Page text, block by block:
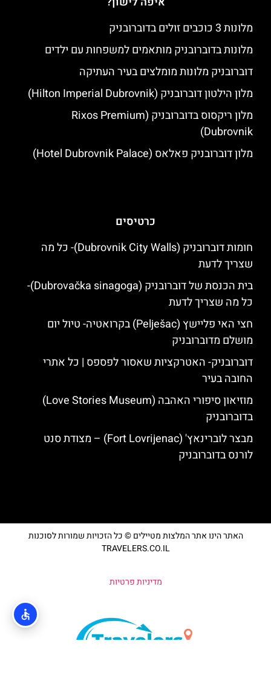
מלונות 3 כוכבים זולים בדוברובניק
מלונות בדוברובניק מותאמים למשפחות עם ילדים
דוברובניק מלונות מומלצים בעיר העתיקה
מלון הילטון דוברובניק (Hilton Imperial Dubrovnik)
מלון ריקסוס בדוברובניק (Rixos Premium
Dubrovnik)
מלון דוברובניק פאלאס (Hotel Dubrovnik Palace)
כרטיסים
חומות דוברובניק (Dubrovnik City Walls)- כל מה
שצריך לדעת
בית הכנסת של דוברובניק (Dubrovačka sinagoga)-
כל מה שצריך לדעת
חצי האי פליישץ (Pelješac) בקרואטיה- טיול יום
מושלם מדוברובניק
דוברובניק- האטרקציות שאסור לפספס | כל אתרי
החובה בעיר
מוזיאון סיפורי האהבה (Love Stories Museum)
בדוברובניק
מבצר לוברינאץ' (Fort Lovrijenac) – מצודת סנט
לורנס בדוברובניק
האתר הינו אתר המלצות מטיילים © כל הזכויות שמורות לסוכנות
TRAVELERS.CO.IL
מדיניות פרטיות